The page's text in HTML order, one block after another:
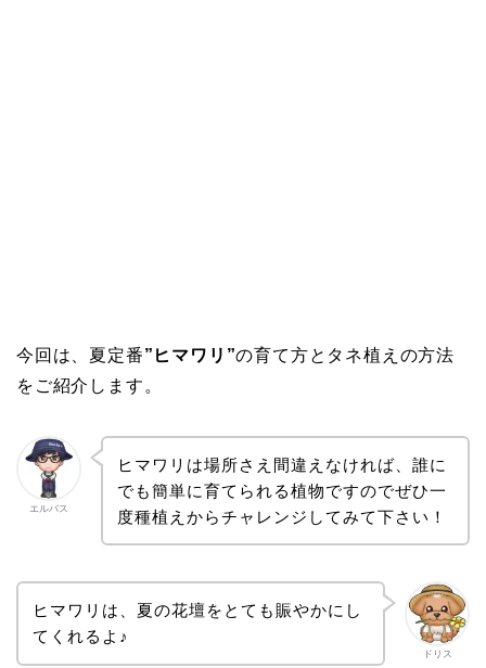
今回は、夏定番”ヒマワリ”の育て方とタネ植えの方法
をご紹介します。
エルバス
ヒマワリは場所さえ間違えなければ、誰に
でも簡単に育てられる植物ですのでぜひ一
度種植えからチャレンジしてみて下さい！
ドリス
ヒマワリは、夏の花壇をとても賑やかにし
てくれるよ♪